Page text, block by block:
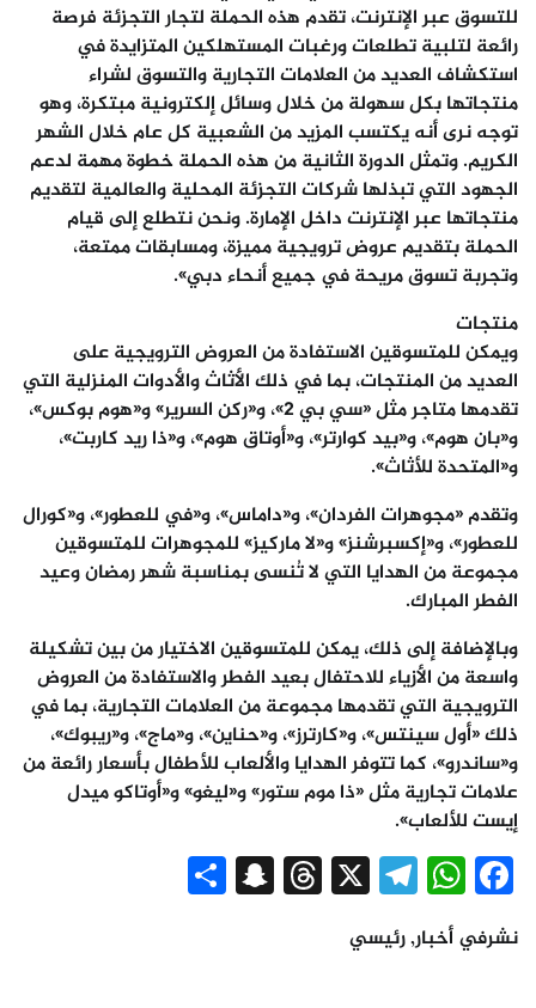
للتسوق عبر الإنترنت، تقدم هذه الحملة لتجار التجزئة فرصة
رائعة لتلبية تطلعات ورغبات المستهلكين المتزايدة في
استكشاف العديد من العلامات التجارية والتسوق لشراء
منتجاتها بكل سهولة من خلال وسائل إلكترونية مبتكرة، وهو
توجه نرى أنه يكتسب المزيد من الشعبية كل عام خلال الشهر
الكريم. وتمثل الدورة الثانية من هذه الحملة خطوة مهمة لدعم
الجهود التي تبذلها شركات التجزئة المحلية والعالمية لتقديم
منتجاتها عبر الإنترنت داخل الإمارة. ونحن نتطلع إلى قيام
الحملة بتقديم عروض ترويجية مميزة، ومسابقات ممتعة،
وتجربة تسوق مريحة في جميع أنحاء دبي».
منتجات
ويمكن للمتسوقين الاستفادة من العروض الترويجية على
العديد من المنتجات، بما في ذلك الأثاث والأدوات المنزلية التي
تقدمها متاجر مثل «سي بي 2»، و«ركن السرير» و«هوم بوكس»،
و«بان هوم»، و«بيد كوارتر»، و«أوتاق هوم»، و«ذا ريد كاربت»،
و«المتحدة للأثاث».
وتقدم «مجوهرات الفردان»، و«داماس»، و«في للعطور»، و«كورال
للعطور»، و«إكسبرشنز» و«لا ماركيز» للمجوهرات للمتسوقين
مجموعة من الهدايا التي لا تُنسى بمناسبة شهر رمضان وعيد
الفطر المبارك.
وبالإضافة إلى ذلك، يمكن للمتسوقين الاختيار من بين تشكيلة
واسعة من الأزياء للاحتفال بعيد الفطر والاستفادة من العروض
الترويجية التي تقدمها مجموعة من العلامات التجارية، بما في
ذلك «أول سينتس»، و«كارترز»، و«حناين»، و«ماج»، و«ريبوك»،
و«ساندرو»، كما تتوفر الهدايا والألعاب للأطفال بأسعار رائعة من
علامات تجارية مثل «ذا موم ستور» و«ليغو» و«أوتاكو ميدل
إيست للألعاب».
Facebook
WhatsApp
Telegram
X
Threads
Snapchat
Share
نشرفيأخبار,رئيسي